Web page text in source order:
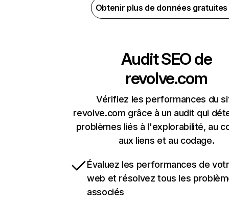
Obtenir plus de données
Audit SEO de
revolve.com
Vérifiez les performances du
revolve.com grâce à un audit qui
problèmes liés à l'explorabilité, au
aux liens et au codage.
Évaluez les performances de
web et résolvez tous les
associés